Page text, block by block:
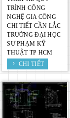
TRÌNH CÔNG
NGHỆ GIA CÔNG
CHI TIẾT CẦN LẮC
TRƯỜNG ĐẠI HỌC
SƯ PHẠM KỸ
THUẬT TP HCM
CHI TIẾT